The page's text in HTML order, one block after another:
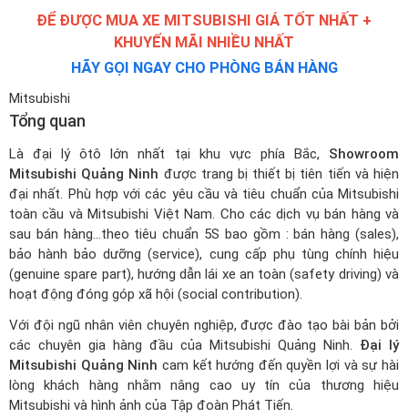
ĐỂ ĐƯỢC MUA XE MITSUBISHI GIÁ TỐT NHẤT +
KHUYẾN MÃI NHIỀU NHẤT
HÃY GỌI NGAY CHO PHÒNG BÁN HÀNG
Mitsubishi
Tổng quan
Là đại lý ôtô lớn nhất tại khu vực phía Bắc, Showroom
Mitsubishi Quảng Ninh được trang bị thiết bị tiên tiến và hiện
đại nhất. Phù hợp với các yêu cầu và tiêu chuẩn của Mitsubishi
toàn cầu và Mitsubishi Việt Nam. Cho các dịch vụ bán hàng và
sau bán hàng…theo tiêu chuẩn 5S bao gồm : bán hàng (sales),
bảo hành bảo dưỡng (service), cung cấp phụ tùng chính hiệu
(genuine spare part), hướng dẫn lái xe an toàn (safety driving) và
hoạt động đóng góp xã hội (social contribution).
Với đội ngũ nhân viên chuyên nghiệp, được đào tạo bài bản bởi
các chuyên gia hàng đầu của Mitsubishi Quảng Ninh. Đại lý
Mitsubishi Quảng Ninh cam kết hướng đến quyền lợi và sự hài
lòng khách hàng nhằm nâng cao uy tín của thương hiệu
Mitsubishi và hình ảnh của Tập đoàn Phát Tiến.